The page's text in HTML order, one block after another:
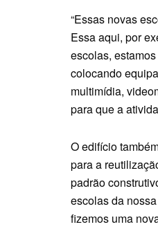
“Essas novas
Essa aqui, por
escolas,
colocando
multimídia,
para que a
O edifício
para a
padrão
escolas da
fizemos uma